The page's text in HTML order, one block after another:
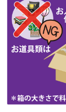
てくださる...
第62回人
第61回人
第60回人
第59回人
第58回人